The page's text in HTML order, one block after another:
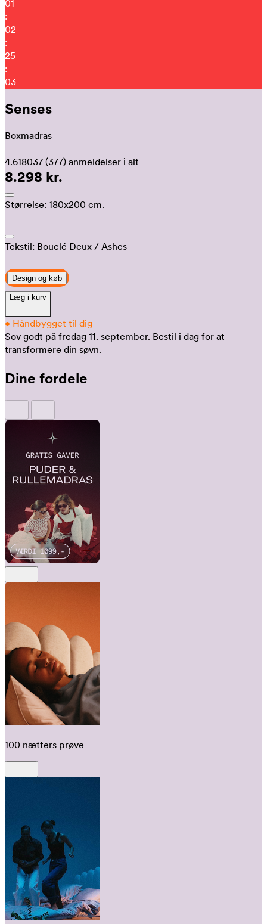
01
:
02
:
24
:
53
Senses
Boxmadras
4.618037 (377) anmeldelser i alt
8.298 kr.
Størrelse: 180x200 cm.
Tekstil: Bouclé Deux / Ashes
Design og køb
Læg i kurv
• Håndbygget til dig
Sov godt på fredag 11. september. Bestil i dag for at
transformere din søvn.
Dine fordele
100 nætters prøve